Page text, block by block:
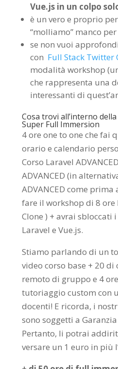
Vue.js in un colpo
è un vero e proprio
“molliamo” manco
se non vuoi
con Full Stack Twitter
modalità workshop
che rappresenta una
interessanti di
Cosa trovi all’interno
Super Full Immersion
4 ore one to one che fai
orario e calendario
Corso Laravel
ADVANCED (in
ADVANCED come
fare il workshop di 8
Clone ) + avrai sbloccati
Laravel e Vue.js.
Stiamo parlando di un
video corso base + 20 di
remoto di gruppo e 4
tutoriaggio custom con
docenti! E ricorda, i
sono soggetti a
Pertanto, li potrai
versare un 1 euro in più